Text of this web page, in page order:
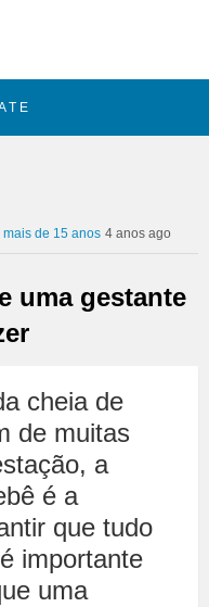
de 15 anos 4 anos ago
uma gestante
cheia de
de muitas
a
é a
que tudo
importante
uma